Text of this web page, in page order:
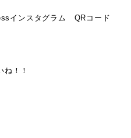
インスタグラム QRコード
！！